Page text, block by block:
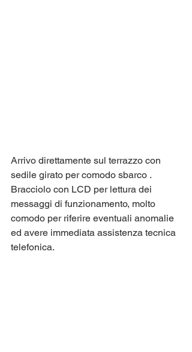
Arrivo direttamente sul terrazzo con
sedile girato per comodo sbarco .
Bracciolo con LCD per lettura dei
messaggi di funzionamento, molto
comodo per riferire eventuali anomalie
ed avere immediata assistenza tecnica
telefonica.